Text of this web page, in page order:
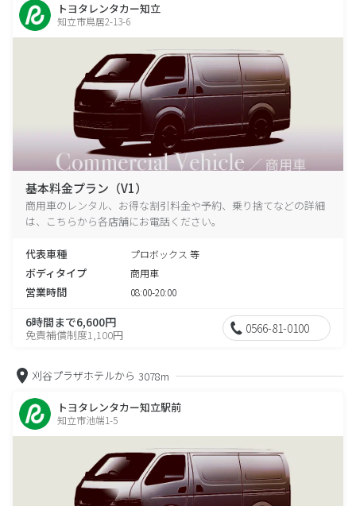
トヨタレンタカー知立
知立市鳥居2-13-6
基本料金プラン（V1）
商用車のレンタル、お得な割引料金や予約、乗り捨てなどの詳細
は、こちらから各店舗にお電話ください。
代表車種 プロボックス 等
ボディタイプ 商用車
営業時間 08:00-20:00
6時間まで6,600円
免責補償制度1,100円 0566-81-0100
刈谷プラザホテルから 3078m
トヨタレンタカー知立駅前
知立市池端1-5